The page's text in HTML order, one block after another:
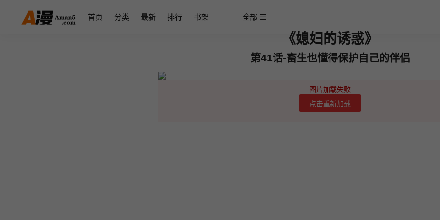
首页 分类 最新 排行 书架 全部
《媳妇的诱惑》
第41话-畜生也懂得保护自己的伴侣
图片加载失败
点击重新加载